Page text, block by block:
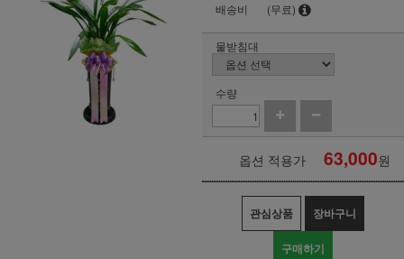
배송비
(무료)
물받침대
수량
옵션 적용가 63,000원
관심상품 장바구니
구매하기